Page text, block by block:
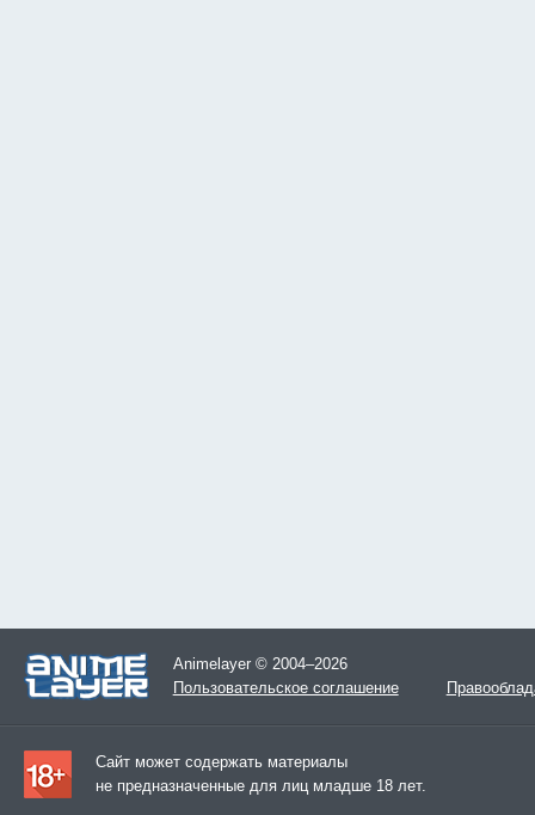
Animelayer © 2004–2026
Пользовательское соглашение
Сайт может содержать материалы
не предназначенные для лиц младше 18 лет.